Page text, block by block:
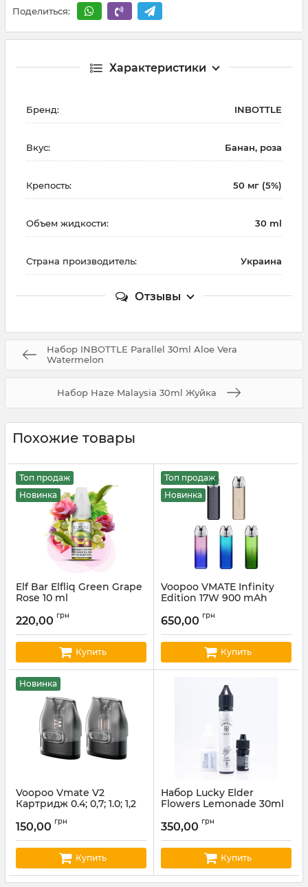
Поделиться:
Характеристики
Бренд: INBOTTLE
Вкус: Банан, роза
Крепость: 50 мг (5%)
Объем жидкости: 30 ml
Страна производитель: Украина
Отзывы
Набор INBOTTLE Parallel 30ml Aloe Vera
Watermelon
Набор Haze Malaysia 30ml Жуйка
Похожие товары
Топ продаж
Новинка
Elf Bar Elfliq Green Grape
Rose 10 ml
220,00 грн
Купить
Топ продаж
Новинка
Voopoo VMATE Infinity
Edition 17W 900 mAh
650,00 грн
Купить
Новинка
Voopoo Vmate V2
Картридж 0.4; 0,7; 1.0; 1,2
Артикул: voopoo04
150,00 грн
Купить
Набор Lucky Elder
Flowers Lemonade 30ml
350,00 грн
Купить